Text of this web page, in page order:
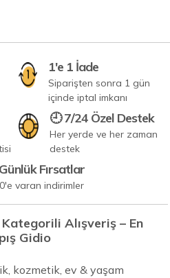
1'e 1 İade
Siparişten sonra 1 gün
içinde iptal imkanı
🕘 7/24 Özel Destek
Her yerde ve her zaman
destek
Fırsatlar
varan indirimler
Alışveriş – En
Gidio
kozmetik, ev & yaşam